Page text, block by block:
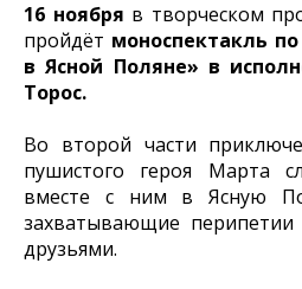
16 ноября в творческом
пройдёт моноспектакль
в Ясной Поляне» в
Торос.
Во второй части
пушистого героя Марта
вместе с ним в Ясную
захватывающие
друзьями.